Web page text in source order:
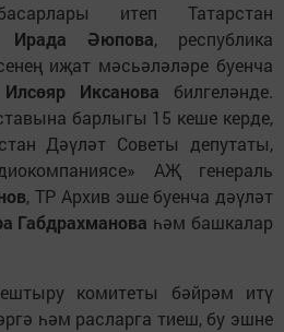
итеп Татарстан
Ирада Әюпова, республика
иҗат мәсьәләләре буенча
Илсөяр Иксанова билгеләнде.
барлыгы 15 кеше керде,
Дәүләт Советы депутаты,
АҖ генераль
, ТР Архив эше буенча дәүләт
Габдрахманова һәм башкалар
комитеты бәйрәм итү
һәм расларга тиеш, бу эшне